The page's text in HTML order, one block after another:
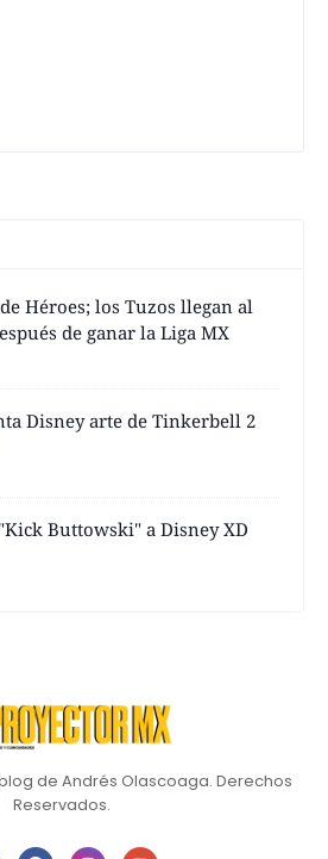
Héroes; los Tuzos llegan al
de ganar la Liga MX
Disney arte de Tinkerbell 2
Buttowski" a Disney XD
de Andrés Olascoaga. Derechos
Reservados.